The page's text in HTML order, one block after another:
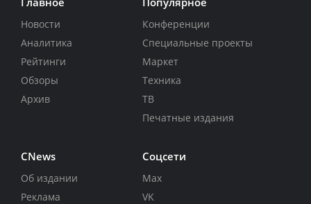
Новости
Аналитика
Рейтинги
Обзоры
Архив
Конференции
Специальные проекты
Маркет
Техника
ТВ
Печатные издания
CNews
Об издании
Реклама
Соцсети
Max
VK